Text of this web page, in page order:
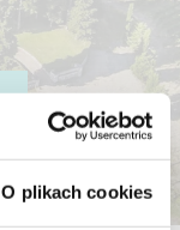
O plikach cookies